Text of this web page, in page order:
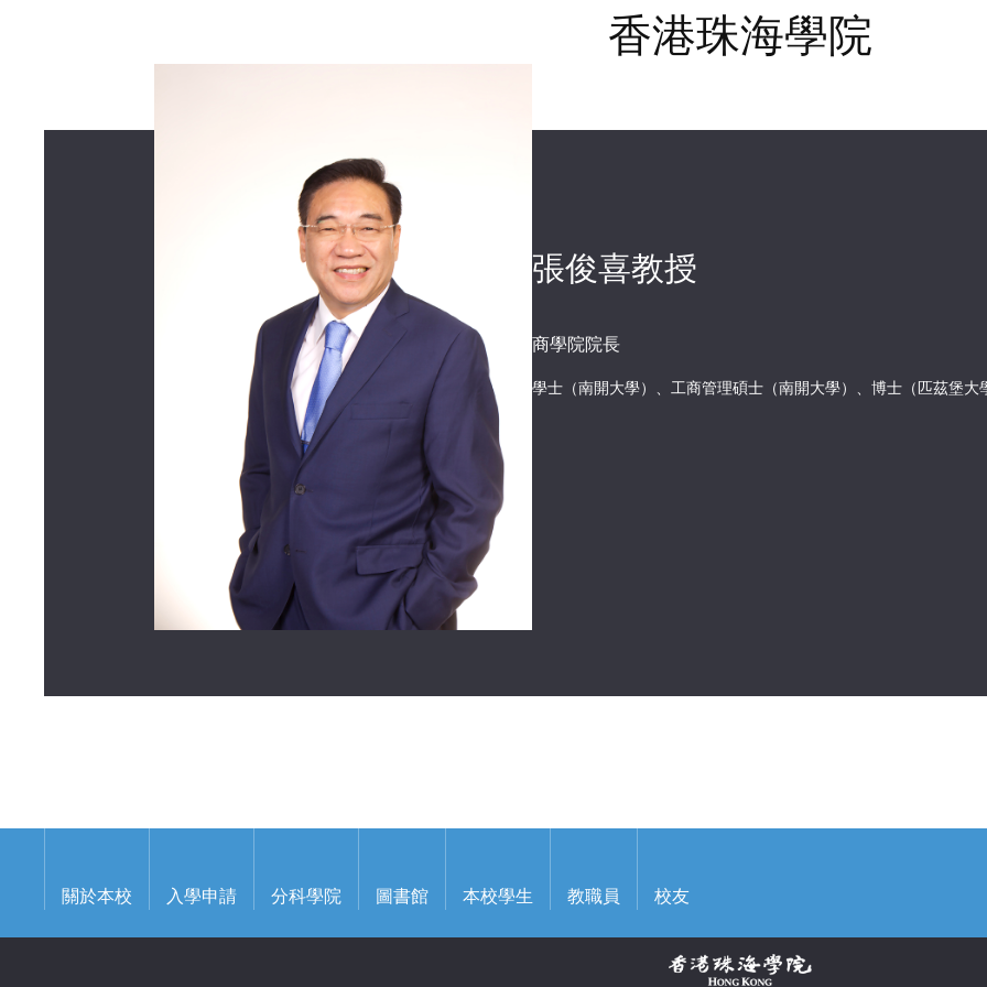
香港珠海學院
張俊喜教授
商學院院長
學士（南開大學）、工商管理碩士（南開大學）、博士（匹茲堡大
關於本校 入學申請 分科學院 圖書館 本校學生 教職員 校友